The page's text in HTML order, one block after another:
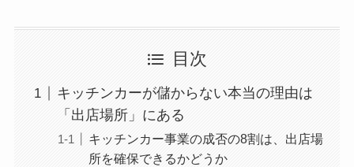
目次
キッチンカーが儲からない本当の理由は
「出店場所」にある
キッチンカー事業の成否の8割は、出店場
所を確保できるかどうか